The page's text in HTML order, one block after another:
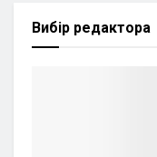
Вибір редактора